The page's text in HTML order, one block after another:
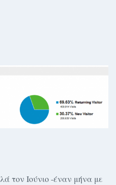
τον Ιούνιο -έναν μήνα με